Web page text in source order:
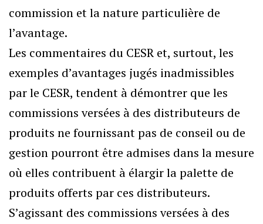
commission et la nature particulière de
l’avantage.
Les commentaires du CESR et, surtout, les
exemples d’avantages jugés inadmissibles
par le CESR, tendent à démontrer que les
commissions versées à des distributeurs de
produits ne fournissant pas de conseil ou de
gestion pourront être admises dans la mesure
où elles contribuent à élargir la palette de
produits offerts par ces distributeurs.
S’agissant des commissions versées à des